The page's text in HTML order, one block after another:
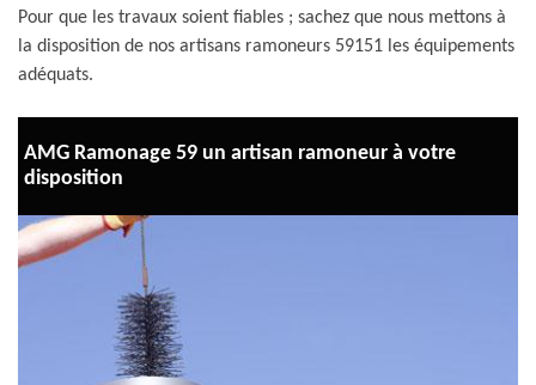
Pour que les travaux soient fiables ; sachez que nous mettons à
la disposition de nos artisans ramoneurs 59151 les équipements
adéquats.
AMG Ramonage 59 un artisan ramoneur à votre
disposition